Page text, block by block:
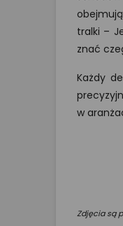
tralki –
znać
Każdy
w
Zdjęcia są